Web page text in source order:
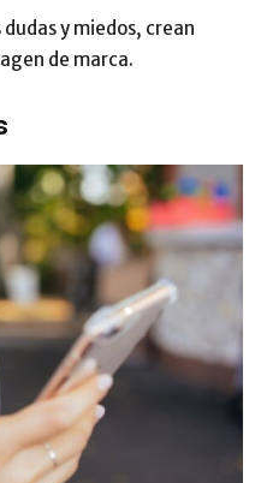
y miedos, crean
de marca.